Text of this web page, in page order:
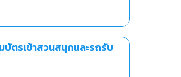
บัตรเข้าสวนสนุกและรถรับ